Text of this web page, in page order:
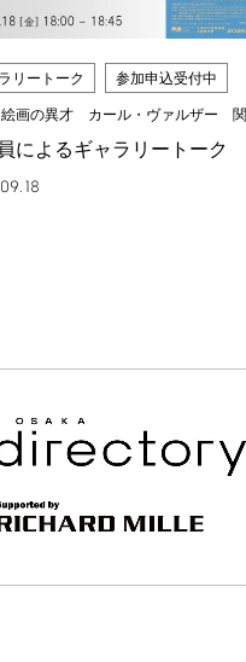
リートーク 参加申込受付中
絵画の異才 カール・ヴァルザー 関
によるギャラリートーク